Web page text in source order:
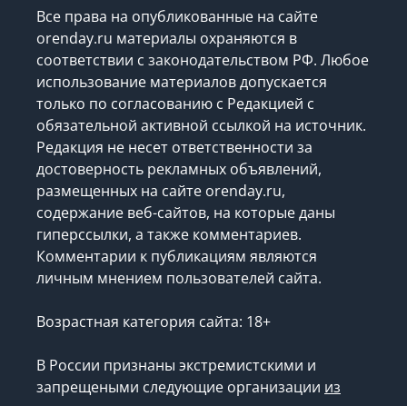
Все права на опубликованные на сайте
orenday.ru материалы охраняются в
соответствии с законодательством РФ. Любое
использование материалов допускается
только по согласованию с Редакцией с
обязательной активной ссылкой на источник.
Редакция не несет ответственности за
достоверность рекламных объявлений,
размещенных на сайте orenday.ru,
содержание веб-сайтов, на которые даны
гиперссылки, а также комментариев.
Комментарии к публикациям являются
личным мнением пользователей сайта.
Возрастная категория сайта: 18+
В России признаны экстремистскими и
запрещеными следующие организации из